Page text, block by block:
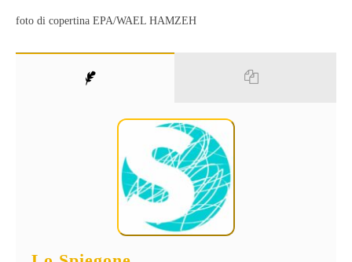
foto di copertina EPA/WAEL HAMZEH